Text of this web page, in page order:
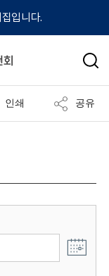
입니다.
검
인쇄 공유